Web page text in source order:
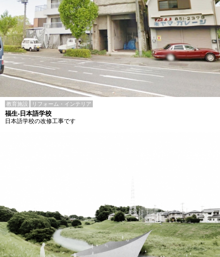
教育施設 リフォーム・インテリア
福生-日本語学校
日本語学校の改修工事です